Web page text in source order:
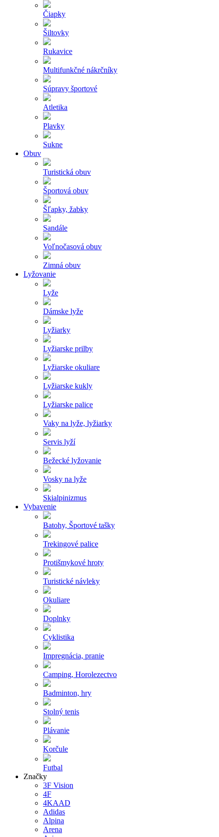
Čiapky
Šiltovky
Rukavice
Multifunkčné nákrčníky
Súpravy športové
Atletika
Plavky
Sukne
Obuv
Turistická obuv
Športová obuv
Šľapky, žabky
Sandále
Voľnočasová obuv
Zimná obuv
Lyžovanie
Lyže
Dámske lyže
Lyžiarky
Lyžiarske prilby
Lyžiarske okuliare
Lyžiarske kukly
Lyžiarske palice
Vaky na lyže, lyžiarky
Servis lyží
Bežecké lyžovanie
Vosky na lyže
Skialpinizmus
Vybavenie
Batohy, Športové tašky
Trekingové palice
Protišmykové hroty
Turistické návleky
Okuliare
Doplnky
Cyklistika
Impregnácia, pranie
Camping, Horolezectvo
Badminton, hry
Stolný tenis
Plávanie
Korčule
Futbal
Značky
3F Vision
4F
4KAAD
Adidas
Alpina
Arena